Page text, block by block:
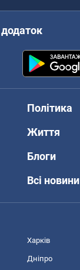
Політика
Життя
Блоги
Всі новини
Харків
Дніпро